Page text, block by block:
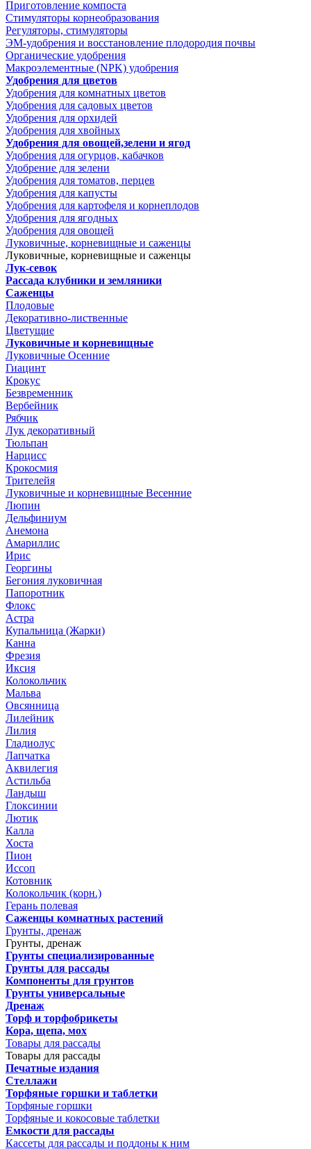
Приготовление компоста
Стимуляторы корнеобразования
Регуляторы, стимуляторы
ЭМ-удобрения и восстановление плодородия почвы
Органические удобрения
Макроэлементные (NPK) удобрения
Удобрения для цветов
Удобрения для комнатных цветов
Удобрения для садовых цветов
Удобрения для орхидей
Удобрения для хвойных
Удобрения для овощей,зелени и ягод
Удобрения для огурцов, кабачков
Удобрение для зелени
Удобрения для томатов, перцев
Удобрения для капусты
Удобрения для картофеля и корнеплодов
Удобрения для ягодных
Удобрения для овощей
Луковичные, корневищные и саженцы
Луковичные, корневищные и саженцы
Лук-севок
Рассада клубники и земляники
Саженцы
Плодовые
Декоративно-лиственные
Цветущие
Луковичные и корневищные
Луковичные Осенние
Гиацинт
Крокус
Безвременник
Вербейник
Рябчик
Лук декоративный
Тюльпан
Нарцисс
Крокосмия
Трителейя
Луковичные и корневищные Весенние
Люпин
Дельфиниум
Анемона
Амариллис
Ирис
Георгины
Бегония луковичная
Папоротник
Флокс
Астра
Купальница (Жарки)
Канна
Фрезия
Иксия
Колокольчик
Мальва
Овсянница
Лилейник
Лилия
Гладиолус
Лапчатка
Аквилегия
Астильба
Ландыш
Глоксинии
Лютик
Калла
Хоста
Пион
Иссоп
Котовник
Колокольчик (корн.)
Герань полевая
Саженцы комнатных растений
Грунты, дренаж
Грунты, дренаж
Грунты специализированные
Грунты для рассады
Компоненты для грунтов
Грунты универсальные
Дренаж
Торф и торфобрикеты
Кора, щепа, мох
Товары для рассады
Товары для рассады
Печатные издания
Стеллажи
Торфяные горшки и таблетки
Торфяные горшки
Торфяные и кокосовые таблетки
Емкости для рассады
Кассеты для рассады и поддоны к ним